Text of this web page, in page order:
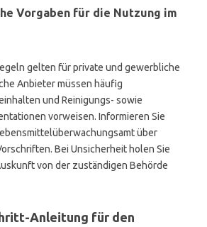
Vorgaben für die Nutzung im
gelten für private und gewerbliche
Anbieter müssen häufig
und Reinigungs- sowie
vorweisen. Informieren Sie
über
Bei Unsicherheit holen Sie
von der zuständigen Behörde
Anleitung für den